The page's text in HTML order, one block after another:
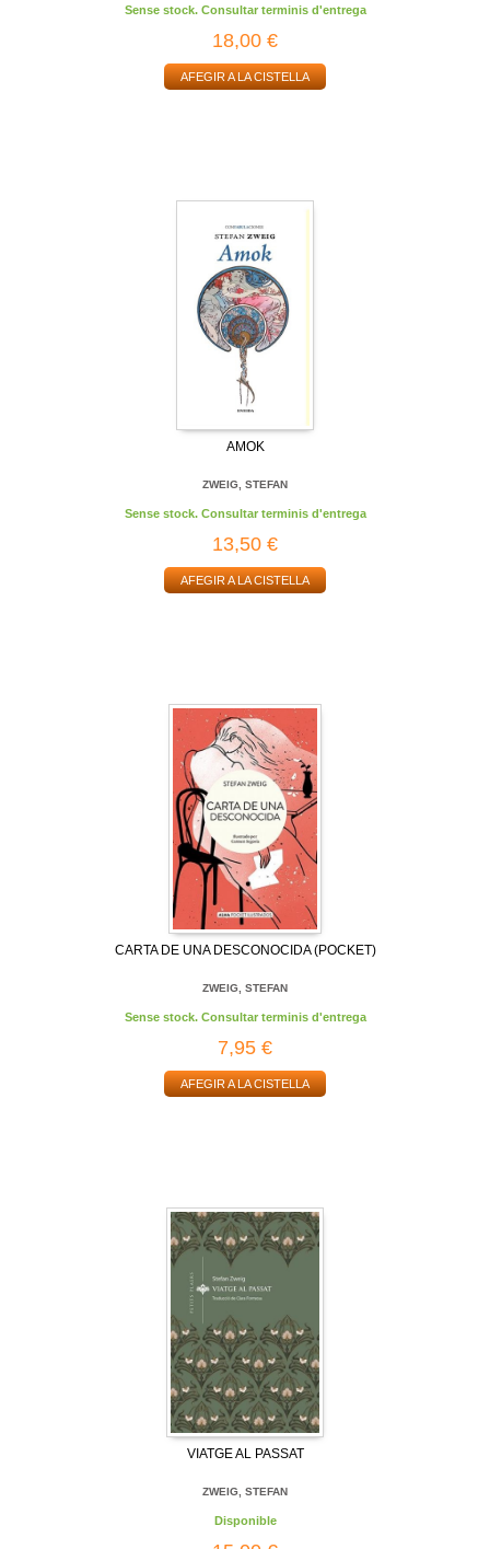
Sense stock. Consultar terminis d'entrega
18,00 €
AFEGIR A LA CISTELLA
AMOK
ZWEIG, STEFAN
Sense stock. Consultar terminis d'entrega
13,50 €
AFEGIR A LA CISTELLA
CARTA DE UNA DESCONOCIDA (POCKET)
ZWEIG, STEFAN
Sense stock. Consultar terminis d'entrega
7,95 €
AFEGIR A LA CISTELLA
VIATGE AL PASSAT
ZWEIG, STEFAN
Disponible